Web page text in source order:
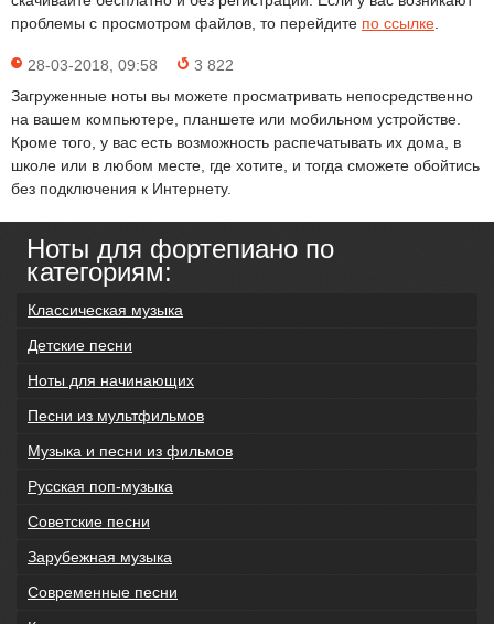
проблемы с просмотром файлов, то перейдите по ссылке
28-03-2018, 09:58
3 822
Загруженные ноты вы можете просматривать непосредственно
на вашем компьютере, планшете или мобильном устройстве.
Кроме того, у вас есть возможность распечатывать их дома, в
школе или в любом месте, где хотите, и тогда сможете обойтись
без подключения к Интернету.
Ноты для фортепиано по
категориям:
Классическая музыка
Детские песни
Ноты для начинающих
Песни из мультфильмов
Музыка и песни из фильмов
Русская поп-музыка
Советские песни
Зарубежная музыка
Современные песни